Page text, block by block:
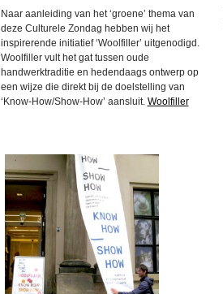
Naar aanleiding van het ‘groene’ thema van
deze Culturele Zondag hebben wij het
inspirerende initiatief ‘Woolfiller’ uitgenodigd.
Woolfiller vult het gat tussen oude
handwerktraditie en hedendaags ontwerp op
een wijze die direkt bij de doelstelling van
‘Know-How/Show-How’ aansluit. Woolfiller